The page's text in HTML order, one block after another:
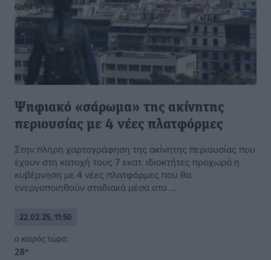
Ψηφιακό «σάρωμα» της ακίνητης
περιουσίας με 4 νέες πλατφόρμες
Στην πλήρη χαρτογράφηση της ακίνητης περιουσίας που
έχουν στη κατοχή τους 7 εκατ. ιδιοκτήτες προχωρά η
κυβέρνηση με 4 νέες πλατφόρμες που θα
ενεργοποιηθούν σταδιακά μέσα στο ...
22.02.25, 11:50
o καιρός τώρα:
28°